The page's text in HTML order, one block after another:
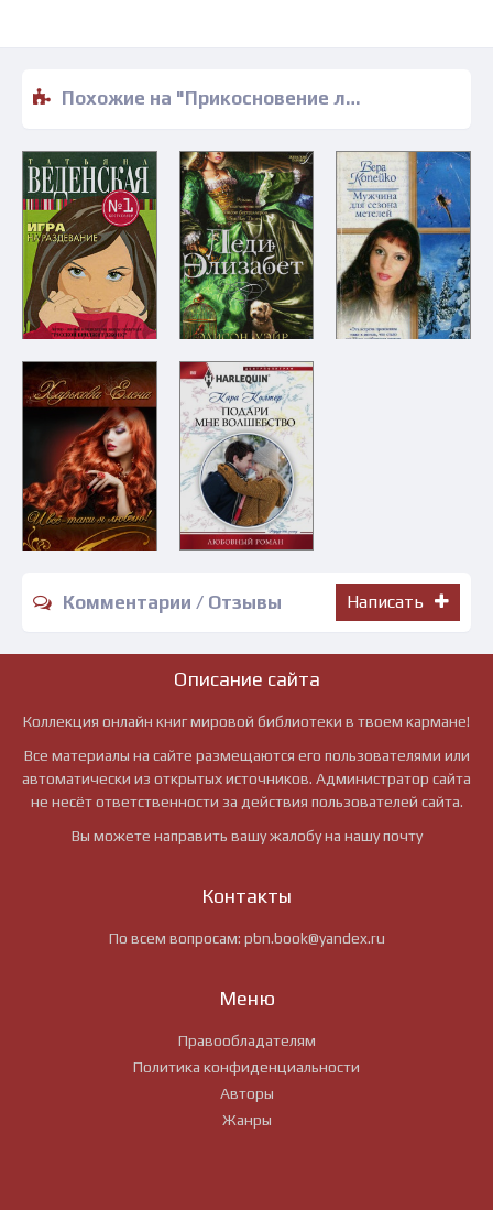
Похожие на "Прикосновение любви - Никки Логан" книги читать бесплатно полные версии
Комментарии / Отзывы Написать
Описание сайта
Коллекция онлайн книг мировой библиотеки в твоем кармане!
Все материалы на сайте размещаются его пользователями или
автоматически из открытых источников. Администратор сайта
не несёт ответственности за действия пользователей сайта.
Вы можете направить вашу жалобу на нашу почту
Контакты
По всем вопросам: pbn.book@yandex.ru
Меню
Правообладателям
Политика конфиденциальности
Авторы
Жанры